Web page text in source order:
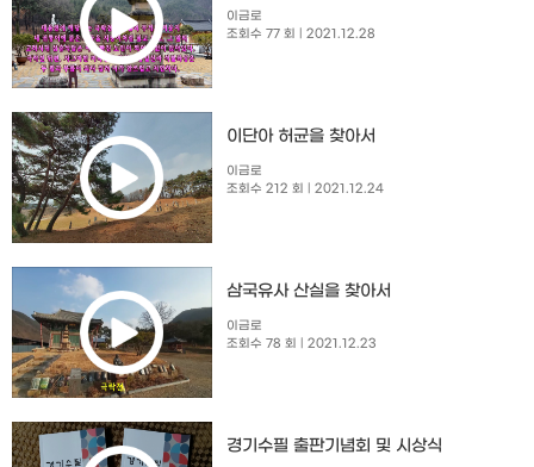
이금로
조회수 77 회
| 2021.12.28
이단아 허균을 찾아서
이금로
조회수 212 회
| 2021.12.24
삼국유사 산실을 찾아서
이금로
조회수 78 회
| 2021.12.23
경기수필 출판기념회 및 시상식